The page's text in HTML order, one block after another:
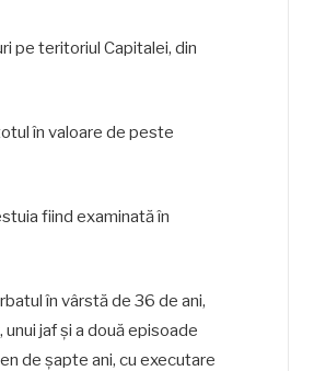
pe teritoriul Capitalei, din
în valoare de peste
fiind examinată în
în vârstă de 36 de ani,
jaf și a două episoade
de șapte ani, cu executare